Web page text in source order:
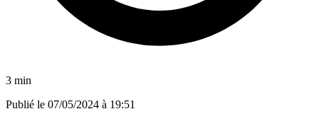
3 min
Publié le 07/05/2024 à 19:51